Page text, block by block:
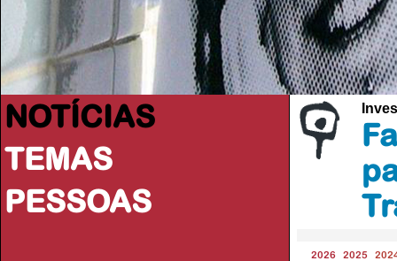
NOTÍCIAS
TEMAS
PESSOAS
2026 2025